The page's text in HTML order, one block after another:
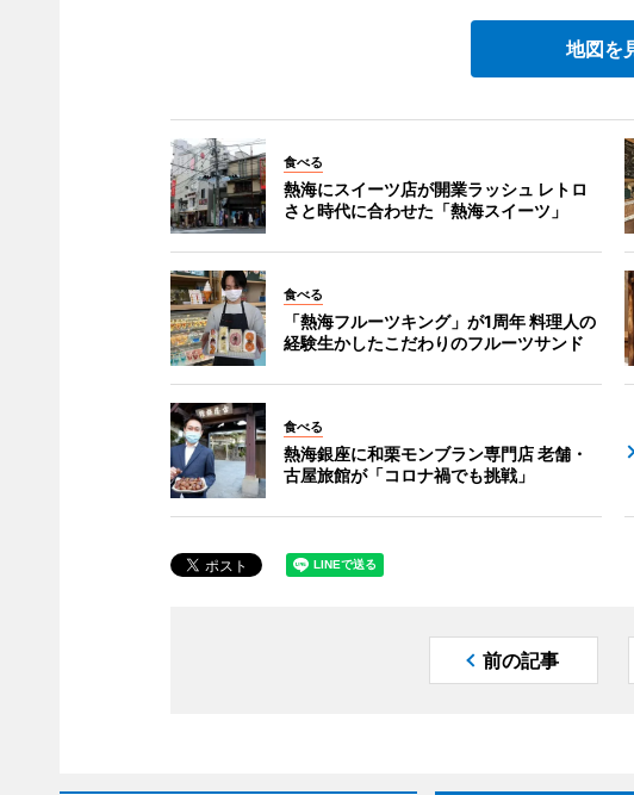
地図を
食べる
熱海にスイーツ店が開業ラッシュ レトロ
さと時代に合わせた「熱海スイーツ」
食べる
「熱海フルーツキング」が1周年 料理人の
経験生かしたこだわりのフルーツサンド
食べる
熱海銀座に和栗モンブラン専門店 老舗・
古屋旅館が「コロナ禍でも挑戦」
前の記事